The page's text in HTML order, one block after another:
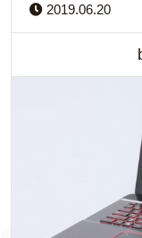
2019.06.20